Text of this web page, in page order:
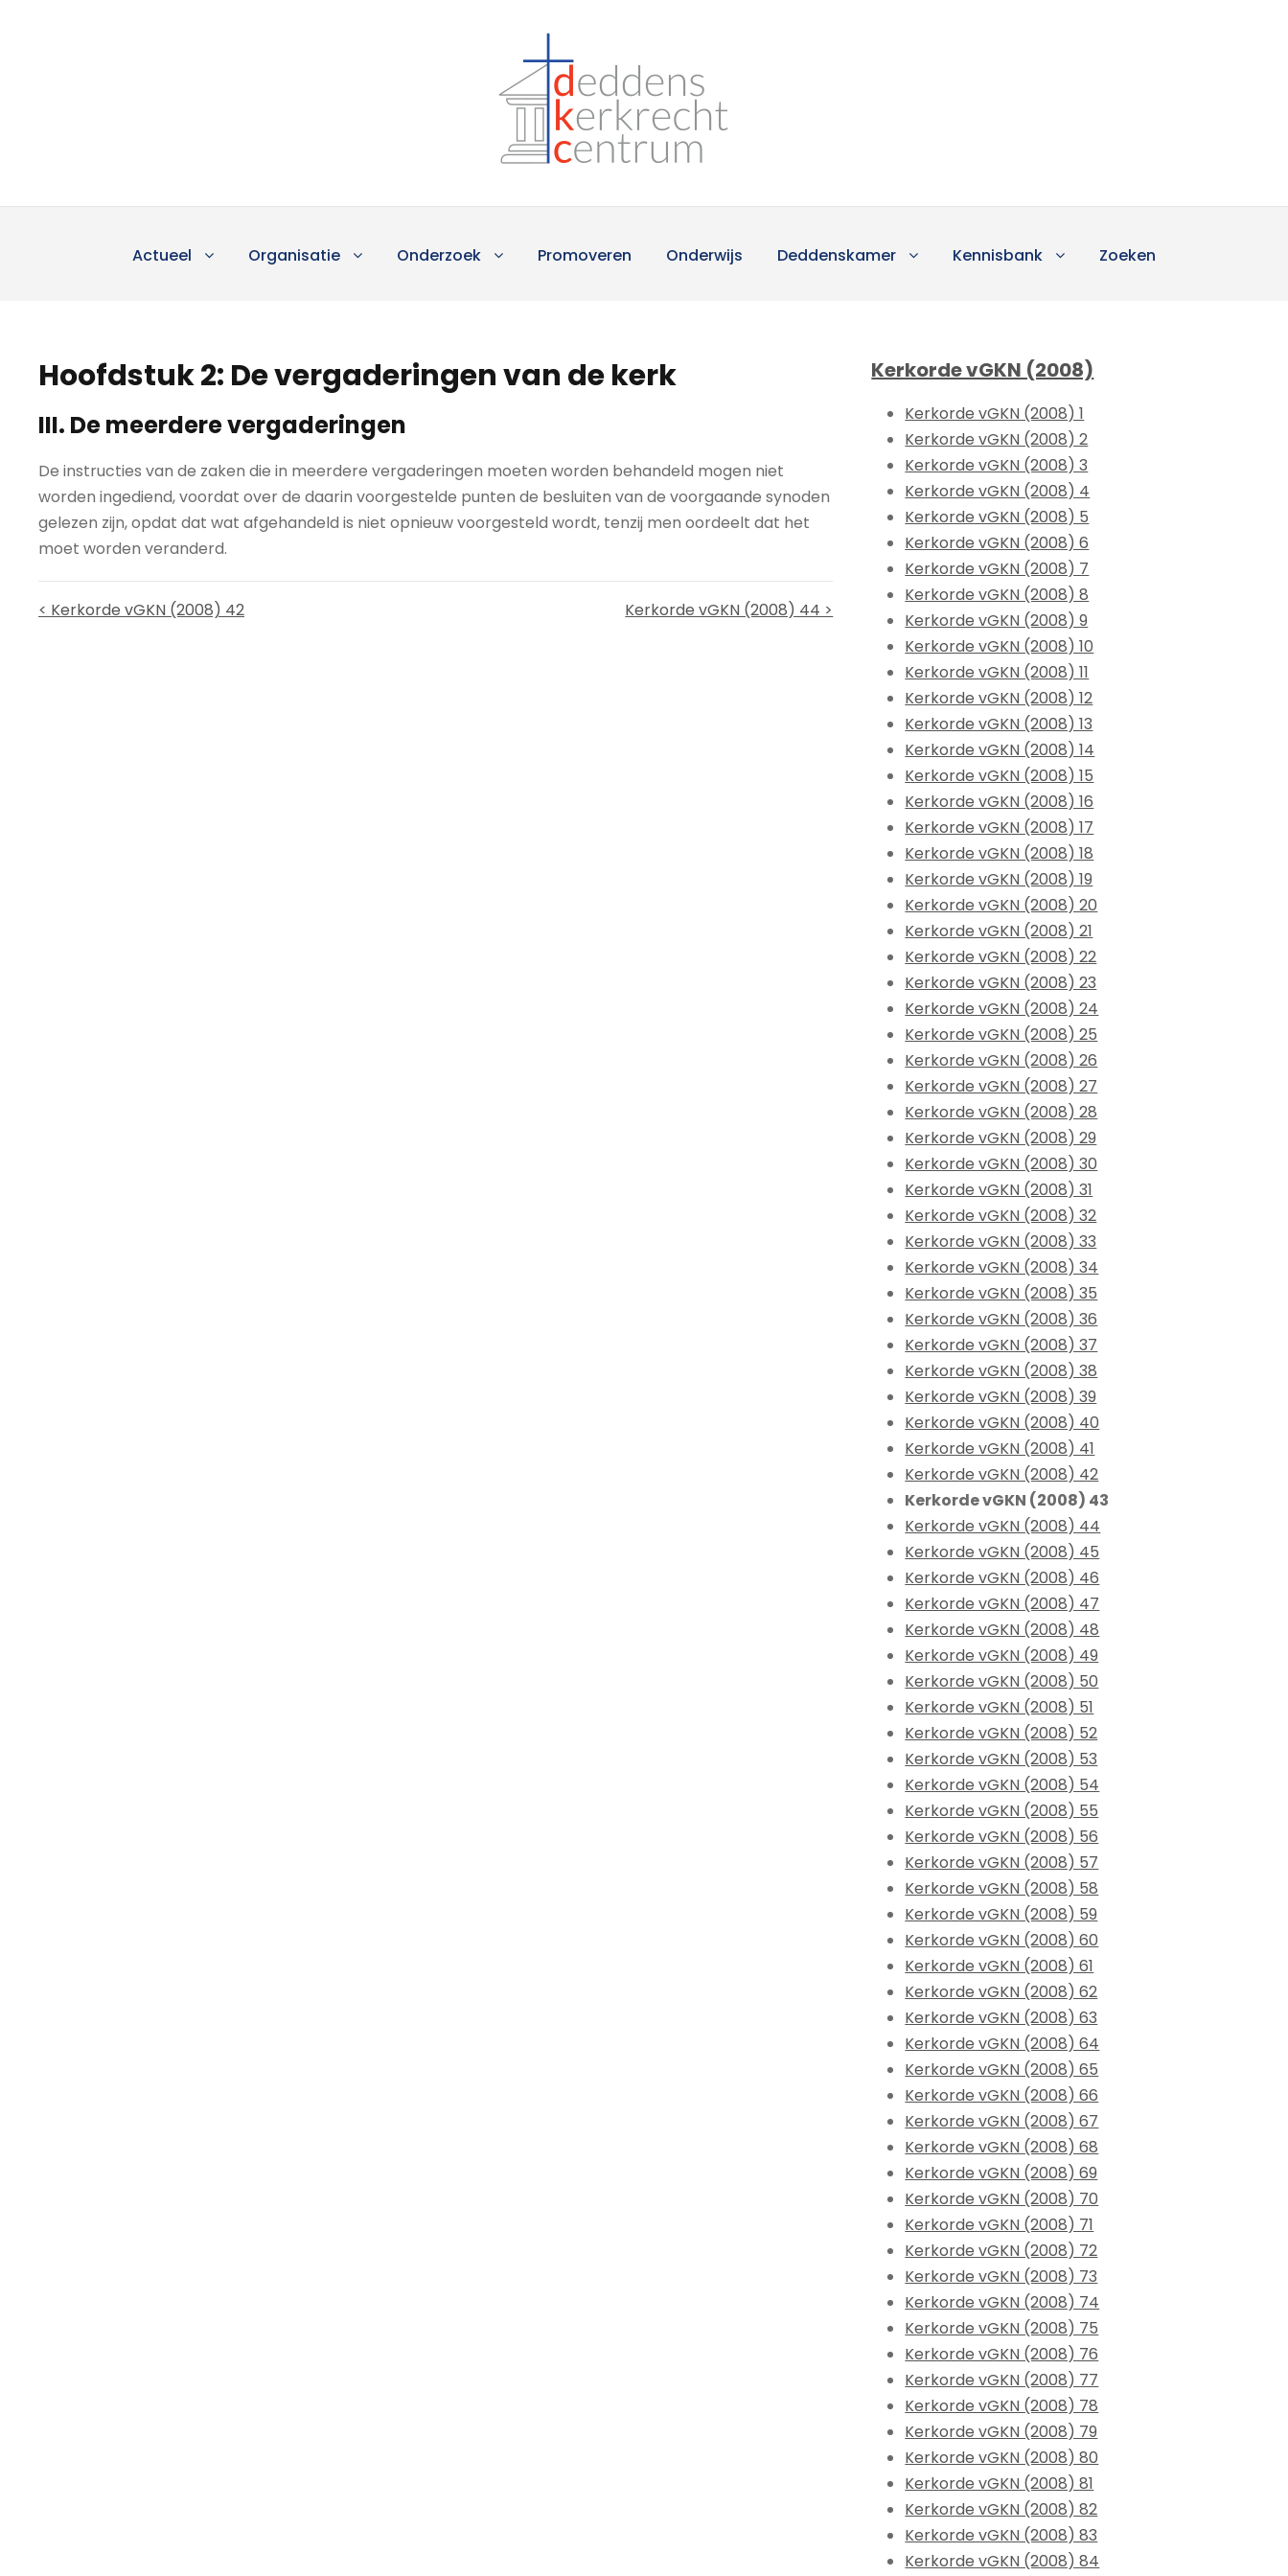
Actueel Organisatie Onderzoek Promoveren Onderwijs Deddenskamer Kennisbank Zoeken
Hoofdstuk 2: De vergaderingen van de kerk
III. De meerdere vergaderingen
De instructies van de zaken die in meerdere vergaderingen moeten worden behandeld mogen niet
worden ingediend, voordat over de daarin voorgestelde punten de besluiten van de voorgaande synoden
gelezen zijn, opdat dat wat afgehandeld is niet opnieuw voorgesteld wordt, tenzij men oordeelt dat het
moet worden veranderd.
< Kerkorde vGKN (2008) 42 Kerkorde vGKN (2008) 44 >
Kerkorde vGKN (2008)
Kerkorde vGKN (2008) 1
Kerkorde vGKN (2008) 2
Kerkorde vGKN (2008) 3
Kerkorde vGKN (2008) 4
Kerkorde vGKN (2008) 5
Kerkorde vGKN (2008) 6
Kerkorde vGKN (2008) 7
Kerkorde vGKN (2008) 8
Kerkorde vGKN (2008) 9
Kerkorde vGKN (2008) 10
Kerkorde vGKN (2008) 11
Kerkorde vGKN (2008) 12
Kerkorde vGKN (2008) 13
Kerkorde vGKN (2008) 14
Kerkorde vGKN (2008) 15
Kerkorde vGKN (2008) 16
Kerkorde vGKN (2008) 17
Kerkorde vGKN (2008) 18
Kerkorde vGKN (2008) 19
Kerkorde vGKN (2008) 20
Kerkorde vGKN (2008) 21
Kerkorde vGKN (2008) 22
Kerkorde vGKN (2008) 23
Kerkorde vGKN (2008) 24
Kerkorde vGKN (2008) 25
Kerkorde vGKN (2008) 26
Kerkorde vGKN (2008) 27
Kerkorde vGKN (2008) 28
Kerkorde vGKN (2008) 29
Kerkorde vGKN (2008) 30
Kerkorde vGKN (2008) 31
Kerkorde vGKN (2008) 32
Kerkorde vGKN (2008) 33
Kerkorde vGKN (2008) 34
Kerkorde vGKN (2008) 35
Kerkorde vGKN (2008) 36
Kerkorde vGKN (2008) 37
Kerkorde vGKN (2008) 38
Kerkorde vGKN (2008) 39
Kerkorde vGKN (2008) 40
Kerkorde vGKN (2008) 41
Kerkorde vGKN (2008) 42
Kerkorde vGKN (2008) 43
Kerkorde vGKN (2008) 44
Kerkorde vGKN (2008) 45
Kerkorde vGKN (2008) 46
Kerkorde vGKN (2008) 47
Kerkorde vGKN (2008) 48
Kerkorde vGKN (2008) 49
Kerkorde vGKN (2008) 50
Kerkorde vGKN (2008) 51
Kerkorde vGKN (2008) 52
Kerkorde vGKN (2008) 53
Kerkorde vGKN (2008) 54
Kerkorde vGKN (2008) 55
Kerkorde vGKN (2008) 56
Kerkorde vGKN (2008) 57
Kerkorde vGKN (2008) 58
Kerkorde vGKN (2008) 59
Kerkorde vGKN (2008) 60
Kerkorde vGKN (2008) 61
Kerkorde vGKN (2008) 62
Kerkorde vGKN (2008) 63
Kerkorde vGKN (2008) 64
Kerkorde vGKN (2008) 65
Kerkorde vGKN (2008) 66
Kerkorde vGKN (2008) 67
Kerkorde vGKN (2008) 68
Kerkorde vGKN (2008) 69
Kerkorde vGKN (2008) 70
Kerkorde vGKN (2008) 71
Kerkorde vGKN (2008) 72
Kerkorde vGKN (2008) 73
Kerkorde vGKN (2008) 74
Kerkorde vGKN (2008) 75
Kerkorde vGKN (2008) 76
Kerkorde vGKN (2008) 77
Kerkorde vGKN (2008) 78
Kerkorde vGKN (2008) 79
Kerkorde vGKN (2008) 80
Kerkorde vGKN (2008) 81
Kerkorde vGKN (2008) 82
Kerkorde vGKN (2008) 83
Kerkorde vGKN (2008) 84